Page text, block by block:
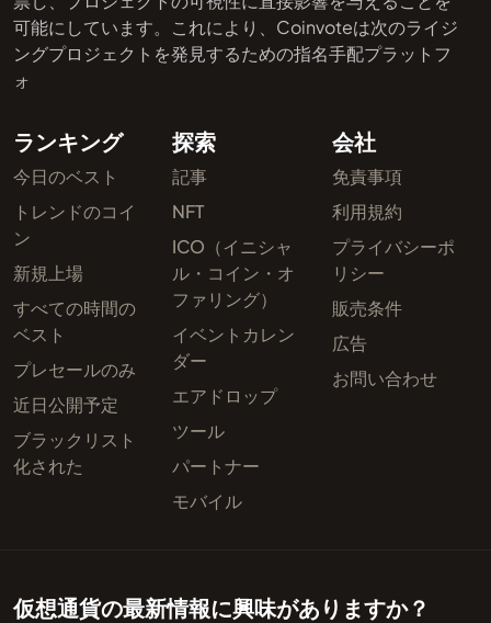
可能にしています。これにより、Coinvoteは次のライジ
ングプロジェクトを発見するための指名手配プラットフ
ォ
ランキング
今日のベスト
トレンドのコイ
ン
新規上場
すべての時間の
ベスト
プレセールのみ
近日公開予定
ブラックリスト
化された
探索
記事
NFT
ICO（イニシャ
ル・コイン・オ
ファリング）
イベントカレン
ダー
エアドロップ
ツール
パートナー
モバイル
会社
免責事項
利用規約
プライバシーポ
リシー
販売条件
広告
お問い合わせ
仮想通貨の最新情報に興味がありますか？